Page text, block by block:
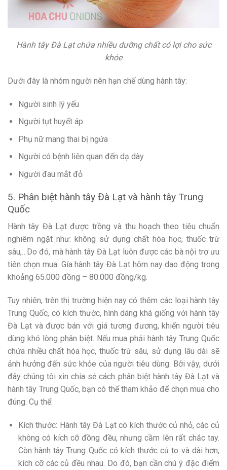
Hành tây Đà Lạt chứa nhiều dưỡng chất có lợi cho sức
khỏe
Dưới đây là nhóm người nên hạn chế dùng hành tây:
Người sinh lý yếu
Người tụt huyết áp
Phụ nữ mang thai bị ngứa
Người có bệnh liên quan đến dạ dày
Người đau mắt đỏ
5. Phân biệt hành tây Đà Lạt và hành tây Trung
Quốc
Hành tây Đà Lạt được trồng và thu hoạch theo tiêu chuẩn
nghiêm ngặt như: không sử dụng chất hóa học, thuốc trừ
sâu,…Do đó, mà hành tây Đà Lạt luôn được các bà nội trợ ưu
tiên chọn mua. Gía hành tây Đà Lạt hôm nay dao động trong
khoảng 65.000 đồng – 80.000 đồng/kg.
Tuy nhiên, trên thị trường hiện nay có thêm các loại hành tây
Trung Quốc, có kích thước, hình dáng khá giống với hành tây
Đà Lạt và được bán với giá tương đương, khiến người tiêu
dùng khó lòng phân biệt. Nếu mua phải hành tây Trung Quốc
chứa nhiều chất hóa học, thuốc trừ sâu, sử dụng lâu dài sẽ
ảnh hưởng đến sức khỏe của người tiêu dùng. Bởi vậy, dưới
đây chúng tôi xin chia sẻ cách phân biệt hành tây Đà Lạt và
hành tây Trung Quốc, bạn có thể tham khảo để chọn mua cho
đúng. Cụ thể:
Kích thước: Hành tây Đà Lạt có kích thước củ nhỏ, các củ
không có kích cỡ đồng đều, nhưng cầm lên rất chắc tay.
Còn hành tây Trung Quốc có kích thước củ to và dài hơn,
kích cỡ các củ đều nhau. Do đó, bạn cần chú ý đặc điểm